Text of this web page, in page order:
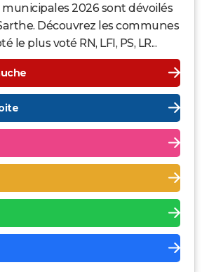
municipales 2026 sont dévoilés
Découvrez les communes
le plus voté RN, LFI, PS, LR...